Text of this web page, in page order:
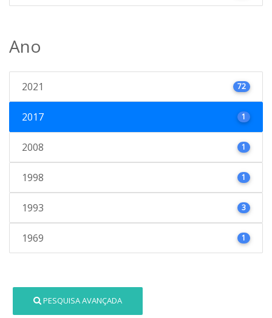
Ano
2021 72
2017 1
2008 1
1998 1
1993 3
1969 1
PESQUISA AVANÇADA